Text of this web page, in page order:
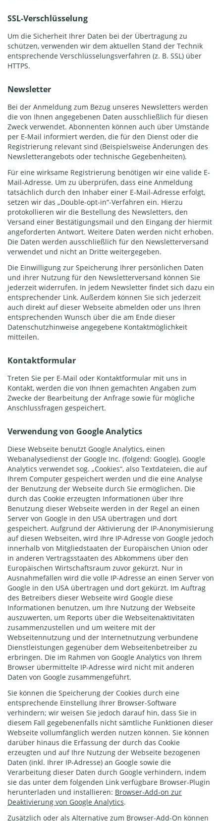
SSL-Verschlüsselung
Um die Sicherheit Ihrer Daten bei der Übertragung zu
schützen, verwenden wir dem aktuellen Stand der Technik
entsprechende Verschlüsselungsverfahren (z. B. SSL) über
HTTPS.
Newsletter
Bei der Anmeldung zum Bezug unseres Newsletters werden
die von Ihnen angegebenen Daten ausschließlich für diesen
Zweck verwendet. Abonnenten können auch über Umstände
per E-Mail informiert werden, die für den Dienst oder die
Registrierung relevant sind (Beispielsweise Änderungen des
Newsletterangebots oder technische Gegebenheiten).
Für eine wirksame Registrierung benötigen wir eine valide E-
Mail-Adresse. Um zu überprüfen, dass eine Anmeldung
tatsächlich durch den Inhaber einer E-Mail-Adresse erfolgt,
setzen wir das „Double-opt-in“-Verfahren ein. Hierzu
protokollieren wir die Bestellung des Newsletters, den
Versand einer Bestätigungsmail und den Eingang der hiermit
angeforderten Antwort. Weitere Daten werden nicht erhoben.
Die Daten werden ausschließlich für den Newsletterversand
verwendet und nicht an Dritte weitergegeben.
Die Einwilligung zur Speicherung Ihrer persönlichen Daten
und ihrer Nutzung für den Newsletterversand können Sie
jederzeit widerrufen. In jedem Newsletter findet sich dazu ein
entsprechender Link. Außerdem können Sie sich jederzeit
auch direkt auf dieser Webseite abmelden oder uns Ihren
entsprechenden Wunsch über die am Ende dieser
Datenschutzhinweise angegebene Kontaktmöglichkeit
mitteilen.
Kontaktformular
Treten Sie per E-Mail oder Kontaktformular mit uns in
Kontakt, werden die von Ihnen gemachten Angaben zum
Zwecke der Bearbeitung der Anfrage sowie für mögliche
Anschlussfragen gespeichert.
Verwendung von Google Analytics
Diese Webseite benutzt Google Analytics, einen
Webanalysedienst der Google Inc. (folgend: Google). Google
Analytics verwendet sog. „Cookies“, also Textdateien, die auf
Ihrem Computer gespeichert werden und die eine Analyse
der Benutzung der Webseite durch Sie ermöglichen. Die
durch das Cookie erzeugten Informationen über Ihre
Benutzung dieser Webseite werden in der Regel an einen
Server von Google in den USA übertragen und dort
gespeichert. Aufgrund der Aktivierung der IP-Anonymisierung
auf diesen Webseiten, wird Ihre IP-Adresse von Google jedoch
innerhalb von Mitgliedstaaten der Europäischen Union oder
in anderen Vertragsstaaten des Abkommens über den
Europäischen Wirtschaftsraum zuvor gekürzt. Nur in
Ausnahmefällen wird die volle IP-Adresse an einen Server von
Google in den USA übertragen und dort gekürzt. Im Auftrag
des Betreibers dieser Webseite wird Google diese
Informationen benutzen, um Ihre Nutzung der Webseite
auszuwerten, um Reports über die Webseitenaktivitäten
zusammenzustellen und um weitere mit der
Webseitennutzung und der Internetnutzung verbundene
Dienstleistungen gegenüber dem Webseitenbetreiber zu
erbringen. Die im Rahmen von Google Analytics von Ihrem
Browser übermittelte IP-Adresse wird nicht mit anderen
Daten von Google zusammengeführt.
Sie können die Speicherung der Cookies durch eine
entsprechende Einstellung Ihrer Browser-Software
verhindern; wir weisen Sie jedoch darauf hin, dass Sie in
diesem Fall gegebenenfalls nicht sämtliche Funktionen dieser
Webseite vollumfänglich werden nutzen können. Sie können
darüber hinaus die Erfassung der durch das Cookie
erzeugten und auf Ihre Nutzung der Webseite bezogenen
Daten (inkl. Ihrer IP-Adresse) an Google sowie die
Verarbeitung dieser Daten durch Google verhindern, indem
sie das unter dem folgenden Link verfügbare Browser-Plugin
herunterladen und installieren: Browser-Add-on zur
Deaktivierung von Google Analytics.
Zusätzlich oder als Alternative zum Browser-Add-On können